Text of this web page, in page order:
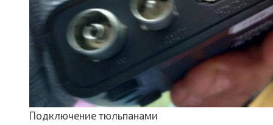
Подключение тюльпанами